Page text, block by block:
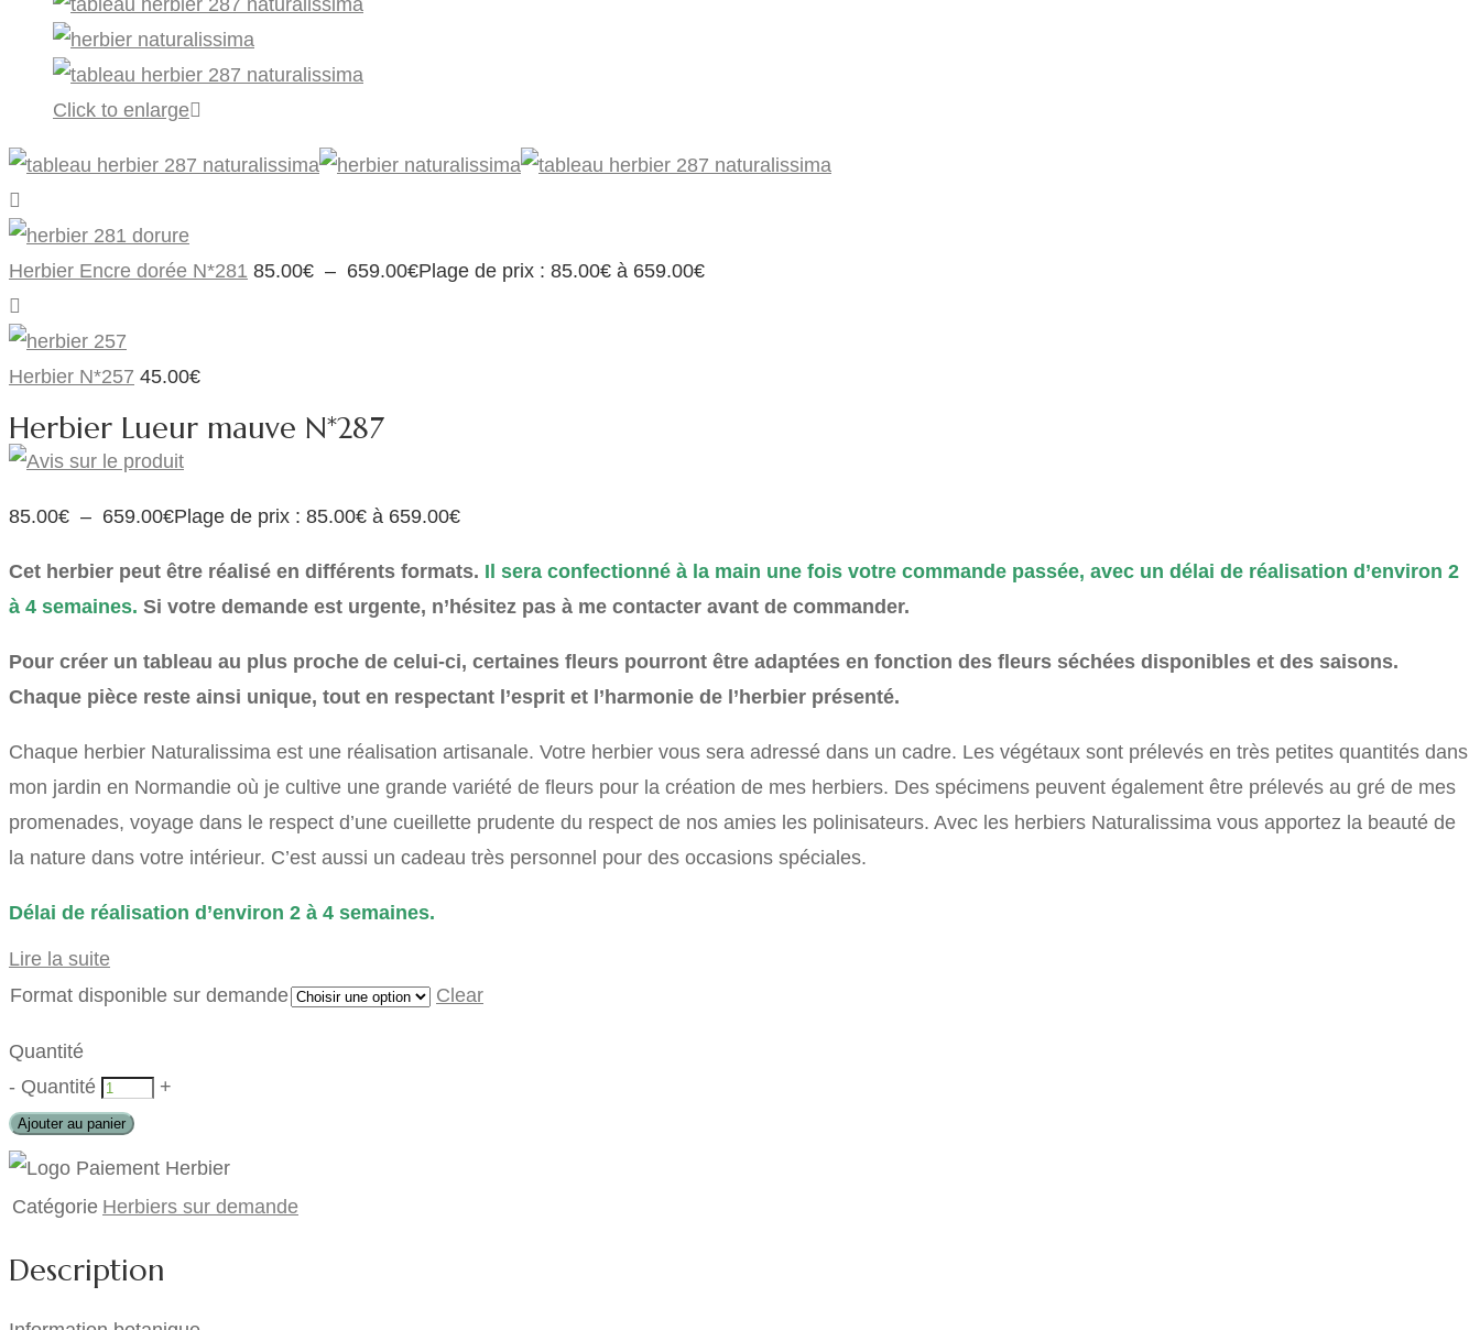
Click to enlarge
Herbier Encre dorée N*281 85.00€ – 659.00€Plage de prix : 85.00€ à 659.00€
Herbier N*257 45.00€
Herbier Lueur mauve N*287
85.00€ – 659.00€Plage de prix : 85.00€ à 659.00€
Cet herbier peut être réalisé en différents formats. Il sera confectionné à la main une fois votre commande passée, avec un délai de réalisation d’environ 2
à 4 semaines. Si votre demande est urgente, n’hésitez pas à me contacter avant de commander.
Pour créer un tableau au plus proche de celui-ci, certaines fleurs pourront être adaptées en fonction des fleurs séchées disponibles et des saisons.
Chaque pièce reste ainsi unique, tout en respectant l’esprit et l’harmonie de l’herbier présenté.
Chaque herbier Naturalissima est une réalisation artisanale. Votre herbier vous sera adressé dans un cadre. Les végétaux sont prélevés en très petites quantités dans
mon jardin en Normandie où je cultive une grande variété de fleurs pour la création de mes herbiers. Des spécimens peuvent également être prélevés au gré de mes
promenades, voyage dans le respect d’une cueillette prudente du respect de nos amies les polinisateurs. Avec les herbiers Naturalissima vous apportez la beauté de
la nature dans votre intérieur. C’est aussi un cadeau très personnel pour des occasions spéciales.
Délai de réalisation d’environ 2 à 4 semaines.
Lire la suite
Format disponible sur demande
Clear
Quantité
- Quantité +
Ajouter au panier
Catégorie Herbiers sur demande
Description